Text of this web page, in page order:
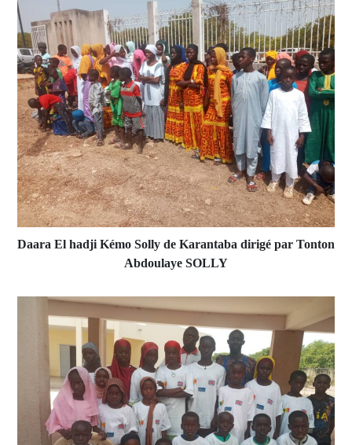
Daara El hadji Kémo Solly de Karantaba dirigé par Tonton
Abdoulaye SOLLY